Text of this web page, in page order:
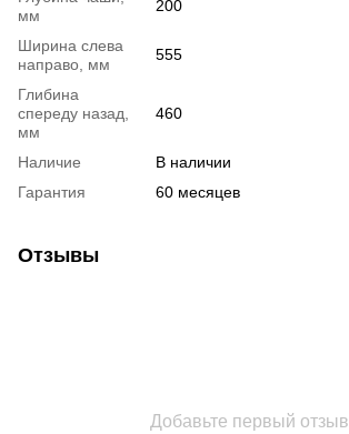
мм
200
Ширина слева
направо, мм
555
Глибина
спереду назад,
мм
460
Наличие
В наличии
Гарантия
60 месяцев
Отзывы
Добавьте первый отзыв